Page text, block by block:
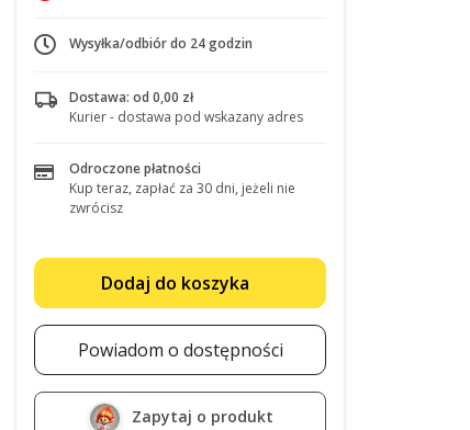
Wysyłka/odbiór do 24 godzin
Dostawa: od 0,00 zł
Kurier - dostawa pod wskazany adres
Odroczone płatności
Kup teraz, zapłać za 30 dni, jeżeli nie
zwrócisz
Dodaj do koszyka
Powiadom o dostępności
Zapytaj o produkt